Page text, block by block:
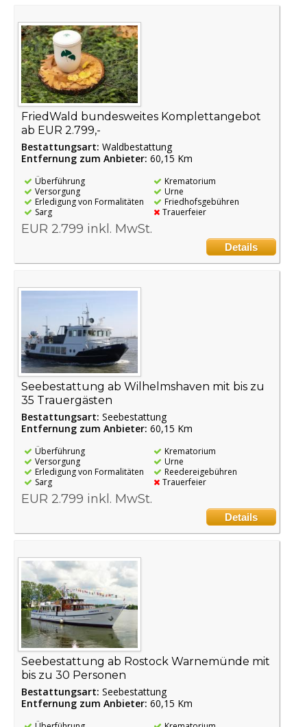
FriedWald bundesweites Komplettangebot
ab EUR 2.799,-
Bestattungsart: Waldbestattung
Entfernung zum Anbieter: 60,15 Km
Überführung
Versorgung
Erledigung von Formalitäten
Sarg
Krematorium
Urne
Friedhofsgebühren
Trauerfeier
EUR 2.799 inkl. MwSt.
Details
Seebestattung ab Wilhelmshaven mit bis zu
35 Trauergästen
Bestattungsart: Seebestattung
Entfernung zum Anbieter: 60,15 Km
Überführung
Versorgung
Erledigung von Formalitäten
Sarg
Krematorium
Urne
Reedereigebühren
Trauerfeier
EUR 2.799 inkl. MwSt.
Details
Seebestattung ab Rostock Warnemünde mit
bis zu 30 Personen
Bestattungsart: Seebestattung
Entfernung zum Anbieter: 60,15 Km